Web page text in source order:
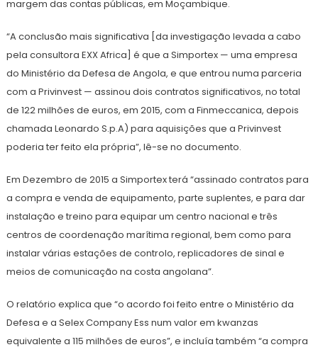
margem das contas públicas, em Moçambique.
“A conclusão mais significativa [da investigação levada a cabo
pela consultora EXX Africa] é que a Simportex — uma empresa
do Ministério da Defesa de Angola, e que entrou numa parceria
com a Privinvest — assinou dois contratos significativos, no total
de 122 milhões de euros, em 2015, com a Finmeccanica, depois
chamada Leonardo S.p.A) para aquisições que a Privinvest
poderia ter feito ela própria”, lê-se no documento.
Em Dezembro de 2015 a Simportex terá “assinado contratos para
a compra e venda de equipamento, parte suplentes, e para dar
instalação e treino para equipar um centro nacional e três
centros de coordenação marítima regional, bem como para
instalar várias estações de controlo, replicadores de sinal e
meios de comunicação na costa angolana”.
O relatório explica que “o acordo foi feito entre o Ministério da
Defesa e a Selex Company Ess num valor em kwanzas
equivalente a 115 milhões de euros”, e incluía também “a compra